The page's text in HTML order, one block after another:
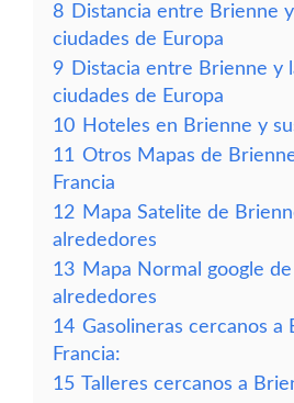
8 Distancia entre Brienne
ciudades de Europa
9 Distacia entre Brienne y
ciudades de Europa
10 Hoteles en Brienne y
11 Otros Mapas de
Francia
12 Mapa Satelite de
alrededores
13 Mapa Normal google
alrededores
14 Gasolineras cercanos a
Francia:
15 Talleres cercanos a